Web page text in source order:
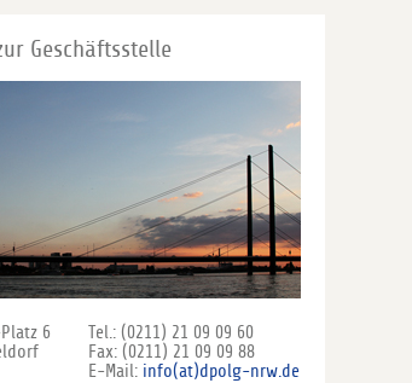
Geschäftsstelle
6
Tel.: (0211) 21 09 09 60
Fax: (0211) 21 09 09 88
E-Mail: info(at)dpolg-nrw.de